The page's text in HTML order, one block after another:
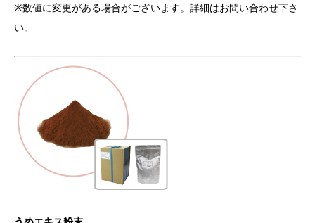
※数値に変更がある場合がございます。詳細はお問い合わせ下さ
い。